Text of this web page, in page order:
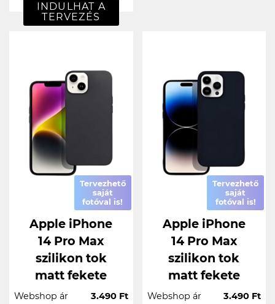
INDULHAT A
TERVEZÉS
Tervezhető
saját
fotóval is!
Apple iPhone
14 Pro Max
szilikon tok
matt fekete
Webshop ár
3.490 Ft
Tervezhető
saját
fotóval is!
Apple iPhone
14 Pro Max
szilikon tok
matt fekete
Webshop ár
3.490 Ft